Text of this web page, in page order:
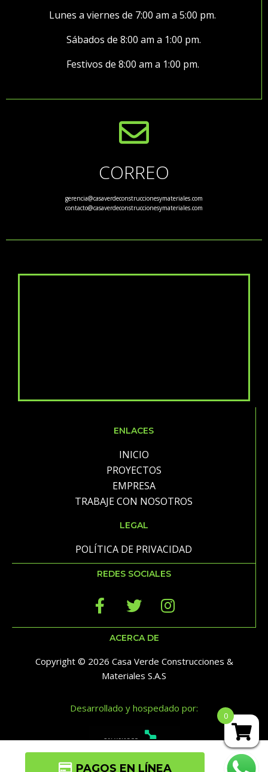
Lunes a viernes de 7:00 am a 5:00 pm.
Sábados de 8:00 am a 1:00 pm.
Festivos de 8:00 am a 1:00 pm.
CORREO
gerencia@casaverdeconstruccionesymateriales.com
contacto@casaverdeconstruccionesymateriales.com
ENLACES
INICIO
PROYECTOS
EMPRESA
TRABAJE CON NOSOTROS
LEGAL
POLÍTICA DE PRIVACIDAD
REDES SOCIALES
ACERCA DE
Copyright © 2026 Casa Verde Construcciones &
Materiales S.A.S
Desarrollado y hospedado por:
PAGOS EN LÍNEA
0